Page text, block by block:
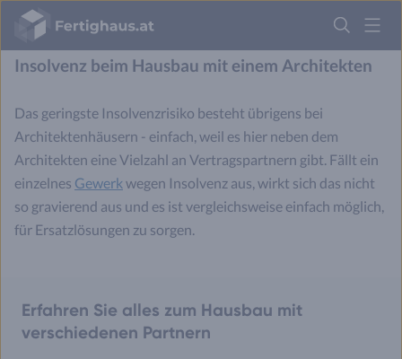
Fertighaus
Logo
Anmelden
unkomfortable Position.
Insolvenz beim Hausbau mit einem Architekten
Das geringste Insolvenzrisiko besteht übrigens bei
Architektenhäusern - einfach, weil es hier neben dem
Architekten eine Vielzahl an Vertragspartnern gibt. Fällt ein
einzelnes Gewerk wegen Insolvenz aus, wirkt sich das nicht
so gravierend aus und es ist vergleichsweise einfach möglich,
für Ersatzlösungen zu sorgen.
Erfahren Sie alles zum Hausbau mit
verschiedenen Partnern